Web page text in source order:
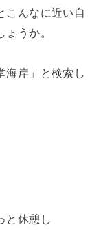
こんなに近い自
うか。
海岸」と検索し
と休憩し